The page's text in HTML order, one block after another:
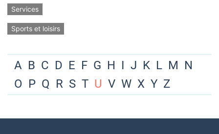
Services
Sports et loisirs
A B C D E F G H I J K L M N
O P Q R S T U V W X Y Z